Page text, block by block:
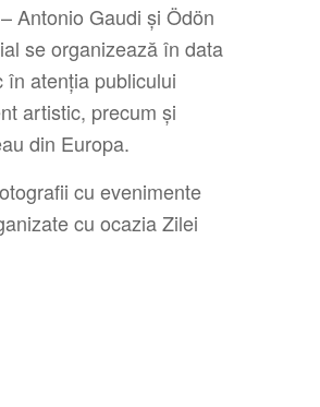
Antonio Gaudi și Ödön
se organizează în data
în atenția publicului
artistic, precum și
din Europa.
cu evenimente
cu ocazia Zilei